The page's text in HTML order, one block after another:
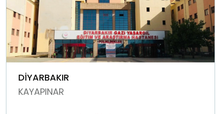
DİYARBAKIR
KAYAPINAR